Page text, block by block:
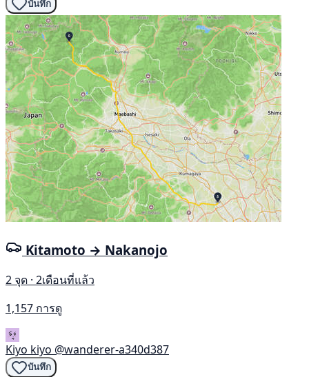
บันทึก
Kitamoto → Nakanojo
2 จุด · 2เดือนที่แล้ว
1,157 การดู
Kiyo kiyo @wanderer-a340d387
บันทึก